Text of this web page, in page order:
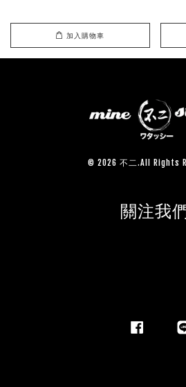
加入購物車
© 2026 不二.All Rights
關注我